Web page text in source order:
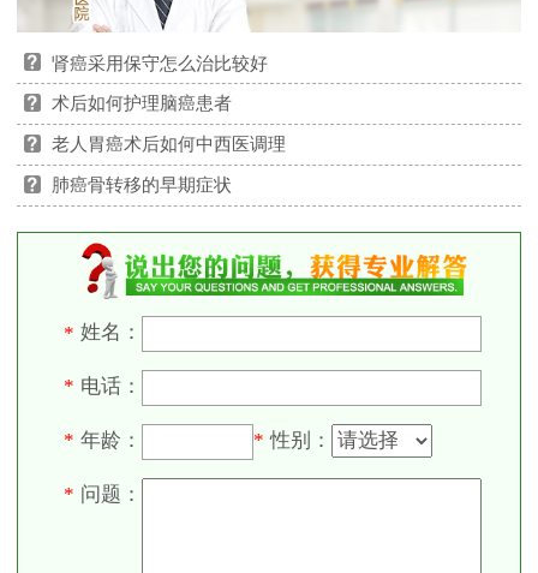
肾癌采用保守怎么治比较好
术后如何护理脑癌患者
老人胃癌术后如何中西医调理
肺癌骨转移的早期症状
* 姓名：
* 电话：
* 年龄： * 性别：
* 问题：